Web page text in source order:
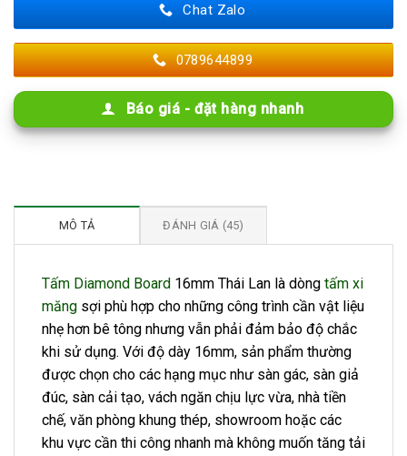
Chat Zalo
0789644899
Báo giá - đặt hàng nhanh
MÔ TẢ ĐÁNH GIÁ (45)
Tấm Diamond Board 16mm Thái Lan là dòng tấm xi
măng sợi phù hợp cho những công trình cần vật liệu
nhẹ hơn bê tông nhưng vẫn phải đảm bảo độ chắc
khi sử dụng. Với độ dày 16mm, sản phẩm thường
được chọn cho các hạng mục như sàn gác, sàn giả
đúc, sàn cải tạo, vách ngăn chịu lực vừa, nhà tiền
chế, văn phòng khung thép, showroom hoặc các
khu vực cần thi công nhanh mà không muốn tăng tải